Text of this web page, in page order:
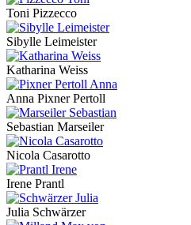
Toni Pizzecco
Sibylle Leimeister
Katharina Weiss
Anna Pixner Pertoll
Sebastian Marseiler
Nicola Casarotto
Irene Prantl
Julia Schwärzer